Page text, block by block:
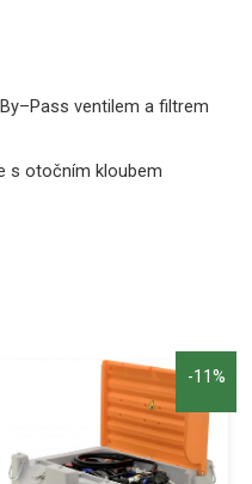
By–Pass ventilem a filtrem
s otočním kloubem
-11%